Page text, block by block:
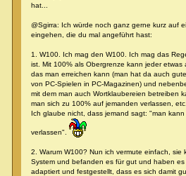
hat...
@Sgirra: Ich würde noch ganz gerne kurz auf
eingehen, die du mal angeführt hast:
1. W100. Ich mag den W100. Ich mag das
ist. Mit 100% als Obergrenze kann jeder etwas
das man erreichen kann (man hat da auch
von PC-Spielen in PC-Magazinen) und
mit dem man auch Wortklaubereien betreiben
man sich zu 100% auf jemanden verlassen, etc.
Ich glaube nicht, dass jemand sagt: "man kann
verlassen".
2. Warum W100? Nun ich vermute einfach, sie
System und befanden es für gut und haben
adaptiert und festgestellt, dass es sich damit